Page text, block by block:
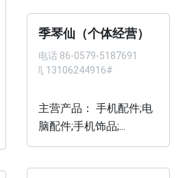
季琴仙（个体经营）
电话 86-0579-5187691
手机 13106244916#
主营产品： 手机配件;电
脑配件;手机饰品;...